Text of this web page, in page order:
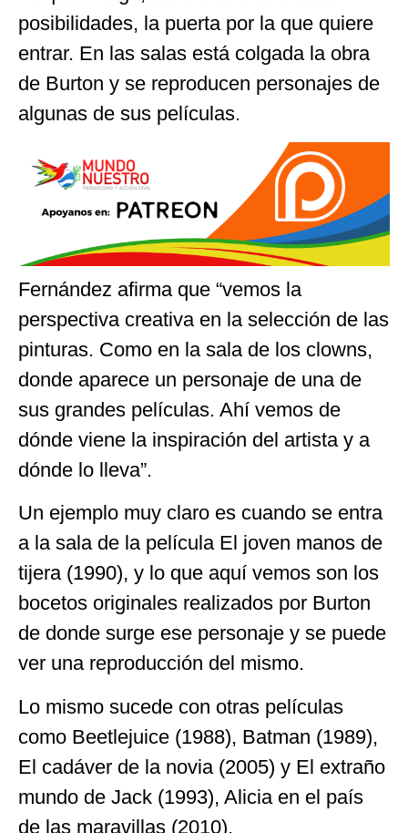
posibilidades, la puerta por la que quiere
entrar. En las salas está colgada la obra
de Burton y se reproducen personajes de
algunas de sus películas.
Fernández afirma que “vemos la
perspectiva creativa en la selección de las
pinturas. Como en la sala de los clowns,
donde aparece un personaje de una de
sus grandes películas. Ahí vemos de
dónde viene la inspiración del artista y a
dónde lo lleva”.
Un ejemplo muy claro es cuando se entra
a la sala de la película El joven manos de
tijera (1990), y lo que aquí vemos son los
bocetos originales realizados por Burton
de donde surge ese personaje y se puede
ver una reproducción del mismo.
Lo mismo sucede con otras películas
como Beetlejuice (1988), Batman (1989),
El cadáver de la novia (2005) y El extraño
mundo de Jack (1993), Alicia en el país
de las maravillas (2010).